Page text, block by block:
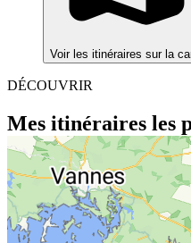
Voir les itinéraires sur la
DÉCOUVRIR
Mes itinéraires les